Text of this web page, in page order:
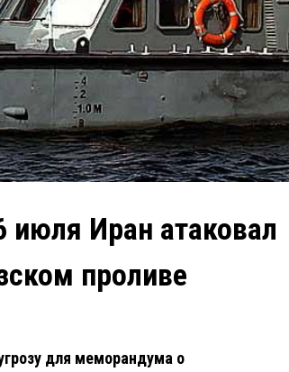
Иран атаковал
проливе
для меморандума о